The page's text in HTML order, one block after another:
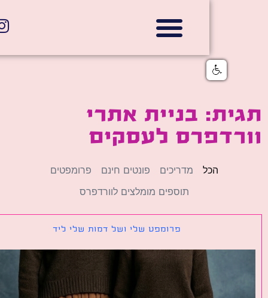
בניית אתרי
לעסקים
מדריכים פונטים חינם
פרומפטים
תוספים מומלצים לוורדפרס
פרומפט שלי ושל דמות שלי ליד